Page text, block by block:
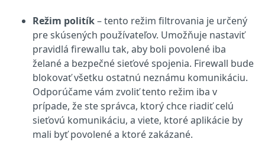
Režim politík– tento režim filtrovania je určený
pre skúsených používateľov. Umožňuje nastaviť
pravidlá firewallu tak, aby boli povolené iba
želané a bezpečné sieťové spojenia. Firewall bude
blokovať všetku ostatnú neznámu komunikáciu.
Odporúčame vám zvoliť tento režim iba v
prípade, že ste správca, ktorý chce riadiť celú
sieťovú komunikáciu, a viete, ktoré aplikácie by
mali byť povolené a ktoré zakázané.